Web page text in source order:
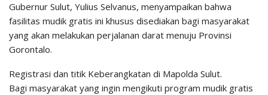
Gubernur Sulut, Yulius Selvanus, menyampaikan bahwa
fasilitas mudik gratis ini khusus disediakan bagi masyarakat
yang akan melakukan perjalanan darat menuju Provinsi
Gorontalo.
Registrasi dan titik Keberangkatan di Mapolda Sulut.
Bagi masyarakat yang ingin mengikuti program mudik gratis